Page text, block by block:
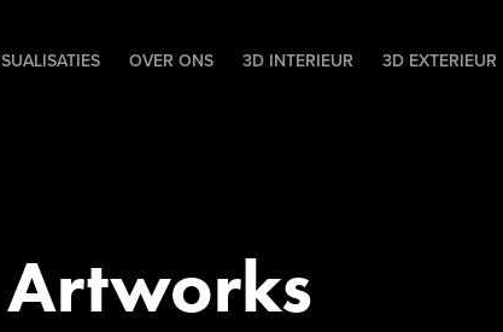
OVER ONS 3D INTERIEUR 3D EXTERIEUR